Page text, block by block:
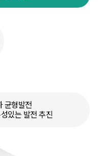
균형발전
있는 발전 추진